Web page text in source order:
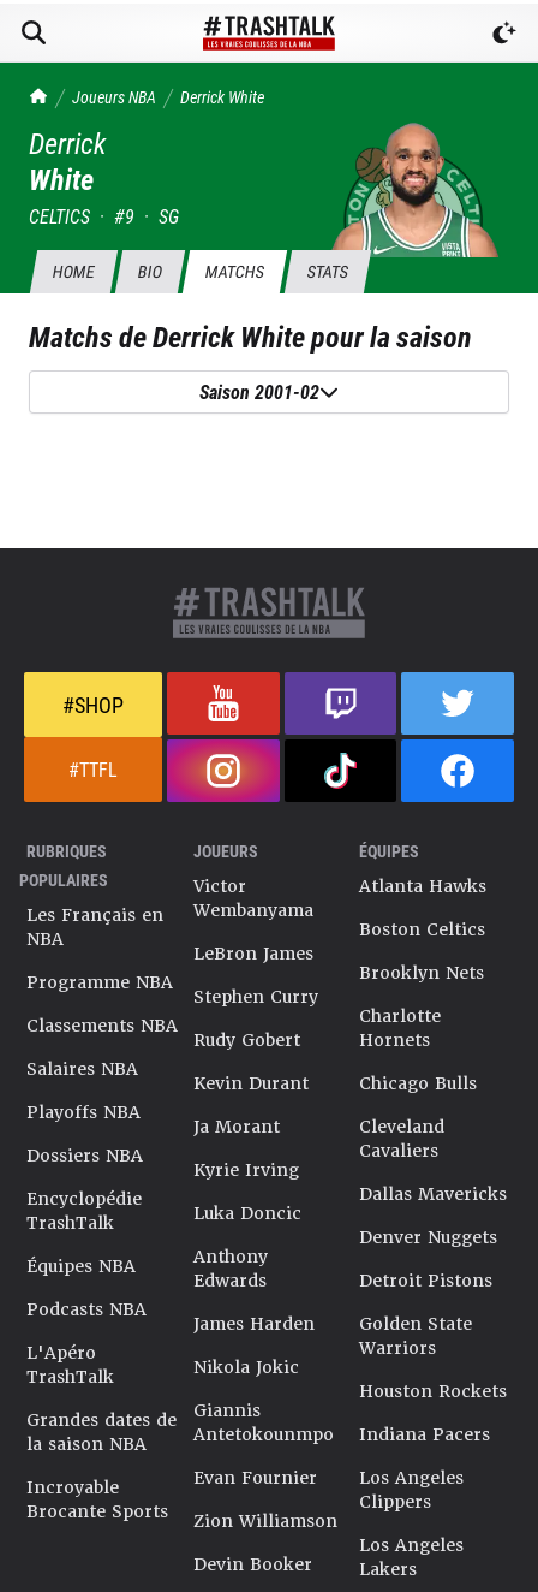
TrashTalk Actu NBA
Joueurs NBA Derrick White
Derrick
White
CELTICS · #9 · SG
HOME BIO MATCHS STATS
Matchs deDerrick Whitepour la saison
Saison 2001-02
#SHOP
#TTFL
RUBRIQUES
POPULAIRES
Les Français en
NBA
Programme NBA
Classements NBA
Salaires NBA
Playoffs NBA
Dossiers NBA
Encyclopédie
TrashTalk
Équipes NBA
Podcasts NBA
L'Apéro
TrashTalk
Grandes dates de
la saison NBA
Incroyable
Brocante Sports
JOUEURS
Victor
Wembanyama
LeBron James
Stephen Curry
Rudy Gobert
Kevin Durant
Ja Morant
Kyrie Irving
Luka Doncic
Anthony
Edwards
James Harden
Nikola Jokic
Giannis
Antetokounmpo
Evan Fournier
Zion Williamson
Devin Booker
ÉQUIPES
Atlanta Hawks
Boston Celtics
Brooklyn Nets
Charlotte
Hornets
Chicago Bulls
Cleveland
Cavaliers
Dallas Mavericks
Denver Nuggets
Detroit Pistons
Golden State
Warriors
Houston Rockets
Indiana Pacers
Los Angeles
Clippers
Los Angeles
Lakers